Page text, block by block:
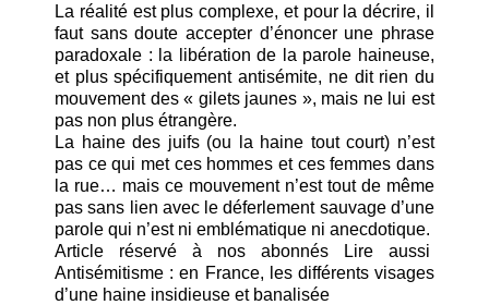
La réalité est plus complexe, et pour la décrire, il
faut sans doute accepter d’énoncer une phrase
paradoxale : la libération de la parole haineuse,
et plus spécifiquement antisémite, ne dit rien du
mouvement des « gilets jaunes », mais ne lui est
pas non plus étrangère.
La haine des juifs (ou la haine tout court) n’est
pas ce qui met ces hommes et ces femmes dans
la rue… mais ce mouvement n’est tout de même
pas sans lien avec le déferlement sauvage d’une
parole qui n’est ni emblématique ni anecdotique.
Article réservé à nos abonnés Lire aussi
Antisémitisme : en France, les différents visages
d’une haine insidieuse et banalisée